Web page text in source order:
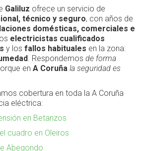
Galiluz ofrece un servicio de
técnico y seguro, con años de
domésticas, comerciales e
electricistas cualificados
y los fallos habituales en la zona:
. Respondemos de forma
en A Coruña la seguridad es
cobertura en toda la A Coruña
eléctrica:
en Betanzos
cuadro en Oleiros
Abegondo